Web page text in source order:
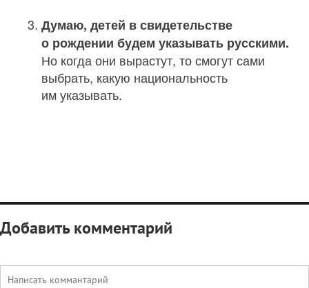
Думаю, детей в свидетельстве
о рождении будем указывать русскими.
Но когда они вырастут, то смогут сами
выбрать, какую национальность
им указывать.
Добавить комментарий